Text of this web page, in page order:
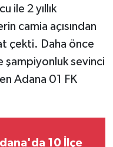
ile 2 yıllık
camia açısından
çekti. Daha önce
şampiyonluk sevinci
Adana 01 FK
10 İlçe